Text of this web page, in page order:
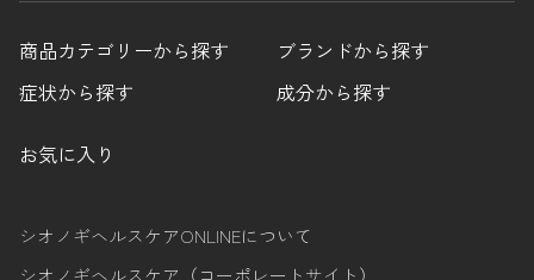
商品カテゴリーから探す
ブランドから探す
症状から探す
成分から探す
お気に入り
シオノギヘルスケアONLINEについて
シオノギヘルスケア（コーポレートサイト）